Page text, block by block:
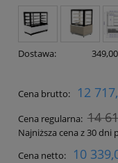
Dostawa: 349,00
Cena nie zawiera
Cena brutto: 12
Cena regularna: 14
Najniższa cena z 30 dni
Cena netto: 10